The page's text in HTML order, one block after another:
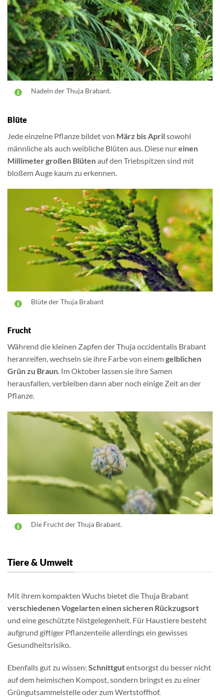
Nadeln der Thuja Brabant.
Blüte
Jede einzelne Pflanze bildet von März bis Aprilsowohl
männliche als auch weibliche Blüten aus. Diese nureinen
Millimeter großen Blütenauf den Triebspitzen sind mit
bloßem Auge kaum zu erkennen.
Blüte der Thuja Brabant
Frucht
Während die kleinen Zapfen der Thuja occidentalis Brabant
heranreifen, wechseln sie ihre Farbe von einemgelblichen
Grün zu Braun . Im Oktober lassen sie ihre Samen
herausfallen, verbleiben dann aber noch einige Zeit an der
Pflanze.
Die Frucht der Thuja Brabant.
Tiere & Umwelt
Mit ihrem kompakten Wuchs bietet die Thuja Brabant
verschiedenen Vogelarten einen sicheren Rückzugsort
und eine geschützte Nistgelegenheit. Für Haustiere besteht
aufgrund giftiger Pflanzenteile allerdings ein gewisses
Gesundheitsrisiko.
Ebenfalls gut zu wissen: Schnittgutentsorgst du besser nicht
auf dem heimischen Kompost, sondern bringst es zu einer
Grüngutsammelstelle oder zum Wertstoffhof.